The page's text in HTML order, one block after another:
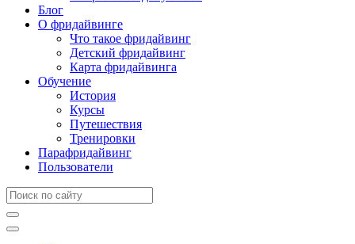
Блог
О фридайвинге
Что такое фридайвинг
Детский фридайвинг
Карта фридайвинга
Обучение
История
Курсы
Путешествия
Тренировки
Парафридайвинг
Пользователи